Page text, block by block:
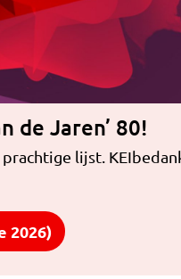
de Jaren’ 80!
lijst.
2026)